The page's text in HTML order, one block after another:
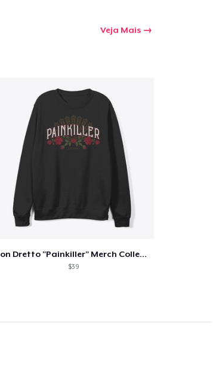
Veja Mais
Jon Dretto "Painkiller" Merch Collection
$39